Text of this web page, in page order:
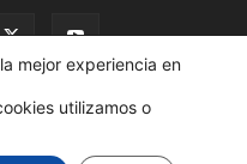
mejor experiencia en
utilizamos o